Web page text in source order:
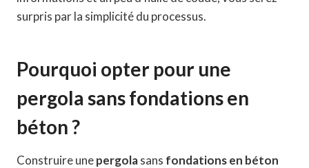
surpris par la simplicité du processus.
Pourquoi opter pour une
pergola sans fondations en
béton ?
Construire unepergolasans fondations en béton